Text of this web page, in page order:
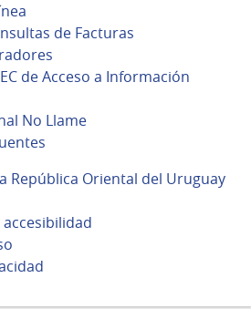
de Facturas
de Acceso a Información
No Llame
República Oriental del Uruguay